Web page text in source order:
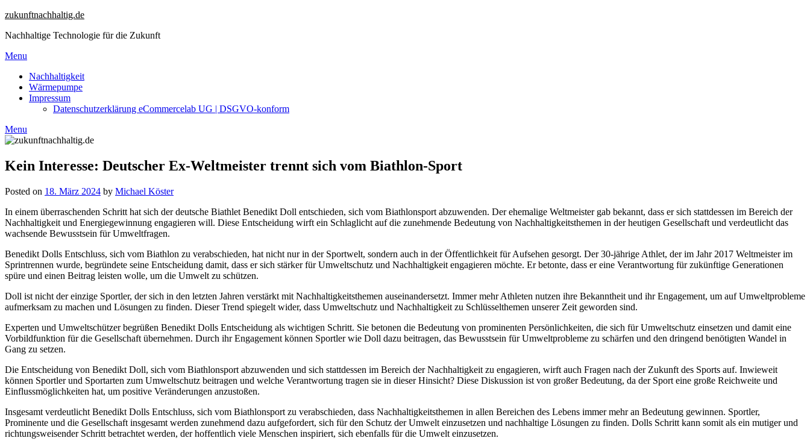
Skip
content
zukunftnachhaltig.de
Nachhaltige Technologie für die Zukunft
Menu
Nachhaltigkeit
Wärmepumpe
Impressum
Datenschutzerklärung eCommercelab UG | DSGVO-konform
Menu
Kein Interesse: Deutscher Ex-Weltmeister trennt sich vom Biathlon-Sport
Posted on 18. März 2024 by Michael Köster
In einem überraschenden Schritt hat sich der deutsche Biathlet Benedikt Doll entschieden, sich vom Biathlonsport abzuwenden. Der ehemalige Weltmeister gab bekannt, dass er sich stattdessen im Bereich der
Nachhaltigkeit und Energiegewinnung engagieren will. Diese Entscheidung wirft ein Schlaglicht auf die zunehmende Bedeutung von Nachhaltigkeitsthemen in der heutigen Gesellschaft und verdeutlicht das
wachsende Bewusstsein für Umweltfragen.
Benedikt Dolls Entschluss, sich vom Biathlon zu verabschieden, hat nicht nur in der Sportwelt, sondern auch in der Öffentlichkeit für Aufsehen gesorgt. Der 30-jährige Athlet, der im Jahr 2017 Weltmeister im
Sprintrennen wurde, begründete seine Entscheidung damit, dass er sich stärker für Umweltschutz und Nachhaltigkeit engagieren möchte. Er betonte, dass er eine Verantwortung für zukünftige Generationen
spüre und einen Beitrag leisten wolle, um die Umwelt zu schützen.
Doll ist nicht der einzige Sportler, der sich in den letzten Jahren verstärkt mit Nachhaltigkeitsthemen auseinandersetzt. Immer mehr Athleten nutzen ihre Bekanntheit und ihr Engagement, um auf Umweltprobleme
aufmerksam zu machen und Lösungen zu finden. Dieser Trend spiegelt wider, dass Umweltschutz und Nachhaltigkeit zu Schlüsselthemen unserer Zeit geworden sind.
Experten und Umweltschützer begrüßen Benedikt Dolls Entscheidung als wichtigen Schritt. Sie betonen die Bedeutung von prominenten Persönlichkeiten, die sich für Umweltschutz einsetzen und damit eine
Vorbildfunktion für die Gesellschaft übernehmen. Durch ihr Engagement können Sportler wie Doll dazu beitragen, das Bewusstsein für Umweltprobleme zu schärfen und den dringend benötigten Wandel in
Gang zu setzen.
Die Entscheidung von Benedikt Doll, sich vom Biathlonsport abzuwenden und sich stattdessen im Bereich der Nachhaltigkeit zu engagieren, wirft auch Fragen nach der Zukunft des Sports auf. Inwieweit
können Sportler und Sportarten zum Umweltschutz beitragen und welche Verantwortung tragen sie in dieser Hinsicht? Diese Diskussion ist von großer Bedeutung, da der Sport eine große Reichweite und
Einflussmöglichkeiten hat, um positive Veränderungen anzustoßen.
Insgesamt verdeutlicht Benedikt Dolls Entschluss, sich vom Biathlonsport zu verabschieden, dass Nachhaltigkeitsthemen in allen Bereichen des Lebens immer mehr an Bedeutung gewinnen. Sportler,
Prominente und die Gesellschaft insgesamt werden zunehmend dazu aufgefordert, sich für den Schutz der Umwelt einzusetzen und nachhaltige Lösungen zu finden. Dolls Schritt kann somit als ein mutiger und
richtungsweisender Schritt betrachtet werden, der hoffentlich viele Menschen inspiriert, sich ebenfalls für die Umwelt einzusetzen.